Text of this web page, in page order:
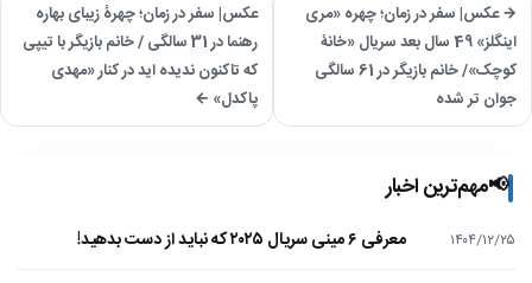
→ عکس| سفر در زمان؛ چهره «مری
اینگلز» 49 سال بعد سریال «خانۀ
کوچک»/ خانم بازیگر در 61 سالگی
جوان تر شده
عکس| سفر در زمان؛ چهرۀ زیبای بهاره
رهنما در 31 سالگی / خانم بازیگر با تیپی
که تاکنون ندیده اید در کنار «مهدی
پاکدل» ←
📢مهم‌ترین اخبار
۱۴۰۴/۱۲/۲۵ معرفی ۶ مینی سریال ۲۰۲۵ که نباید از دست بدهید!